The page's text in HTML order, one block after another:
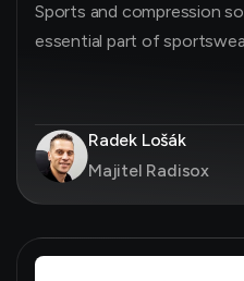
Sports and compression
essential part of
Radek Lošák
Majitel Radisox